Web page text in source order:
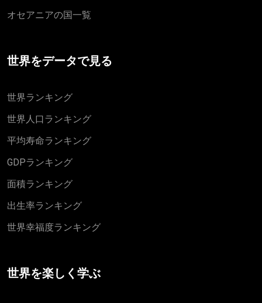
オセアニアの国一覧
世界をデータで見る
世界ランキング
世界人口ランキング
平均寿命ランキング
GDPランキング
面積ランキング
出生率ランキング
世界幸福度ランキング
世界を楽しく学ぶ